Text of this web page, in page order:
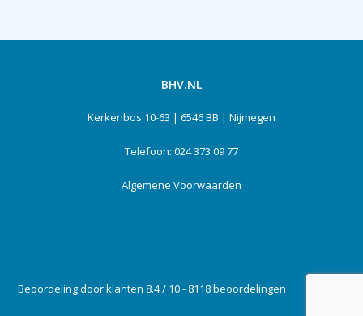
BHV.NL
Kerkenbos 10-63 | 6546 BB | Nijmegen
Telefoon: 024 373 09 77
Algemene Voorwaarden
Beoordeling door klanten 8.4 / 10 - 8118 beoordelingen